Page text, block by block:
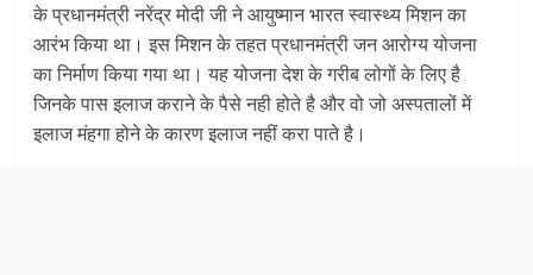
के प्रधानमंत्री नरेंद्र मोदी जी ने आयुष्‍मान भारत स्‍वास्‍थ्‍य मिशन का
आरंभ किया था। इस मिशन के तहत प्रधानमंत्री जन आरोग्‍य योजना
का निर्माण किया गया था। यह योजना देश के गरीब लोगों के लिए है
जिनके पास इलाज कराने के पैसे नही होते है और वो जो अस्‍पतालों में
इलाज मंहगा होने के कारण इलाज नहीं करा पाते है।